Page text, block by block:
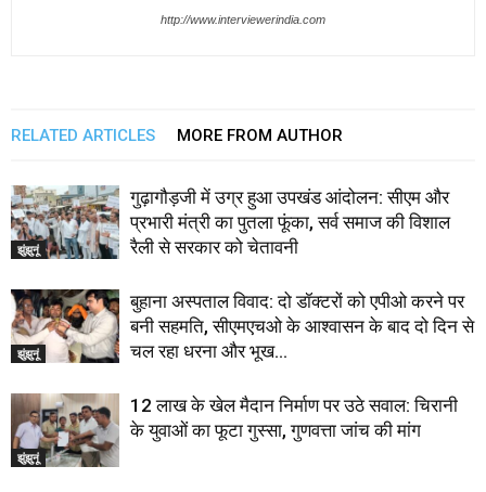
http://www.interviewerindia.com
RELATED ARTICLES MORE FROM AUTHOR
झुंझुनूं
गुढ़ागौड़जी में उग्र हुआ उपखंड आंदोलन: सीएम और
प्रभारी मंत्री का पुतला फूंका, सर्व समाज की विशाल
रैली से सरकार को चेतावनी
झुंझुनूं
बुहाना अस्पताल विवाद: दो डॉक्टरों को एपीओ करने पर
बनी सहमति, सीएमएचओ के आश्वासन के बाद दो दिन से
चल रहा धरना और भूख...
झुंझुनूं
12 लाख के खेल मैदान निर्माण पर उठे सवाल: चिरानी
के युवाओं का फूटा गुस्सा, गुणवत्ता जांच की मांग